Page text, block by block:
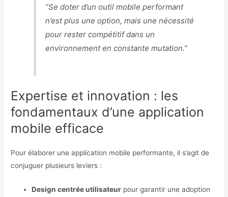
“Se doter d’un outil mobile performant
n’est plus une option, mais une nécessité
pour rester compétitif dans un
environnement en constante mutation.”
Expertise et innovation : les
fondamentaux d’une application
mobile efficace
Pour élaborer une application mobile performante, il s’agit de
conjuguer plusieurs leviers :
Design centrée utilisateur pour garantir une adoption